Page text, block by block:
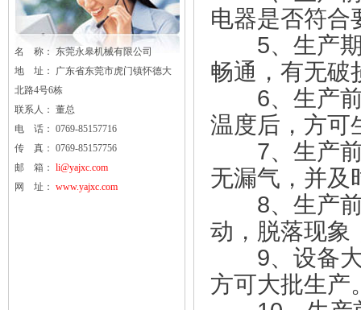
名 称： 东莞永皋机械有限公司
地 址： 广东省东莞市虎门镇怀德大
北路4号6栋
联系人： 董总
电 话： 0769-85157716
传 真： 0769-85157756
邮 箱： li@yajxc.com
网 址： www.yajxc.com
电器是否符合
5、生产期
畅通，有无破
6、生产前
温度后，方可
7、生产前
无漏气，并及
8、生产前
动，脱落现象
9、设备大
方可大批生产